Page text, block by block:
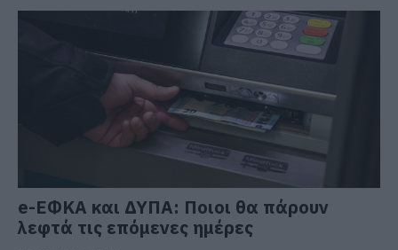
e-ΕΦΚΑ και ΔΥΠΑ: Ποιοι θα πάρουν
λεφτά τις επόμενες ημέρες